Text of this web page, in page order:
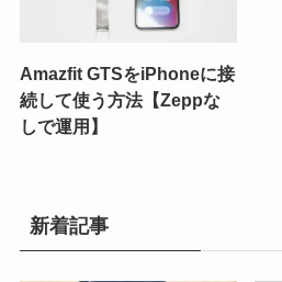
Amazfit GTSをiPhoneに接
続して使う方法【Zeppな
しで運用】
新着記事